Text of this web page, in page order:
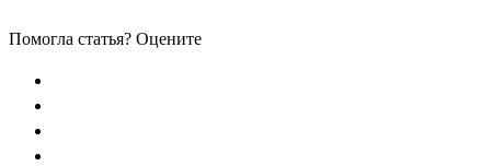
Помогла статья? Оцените